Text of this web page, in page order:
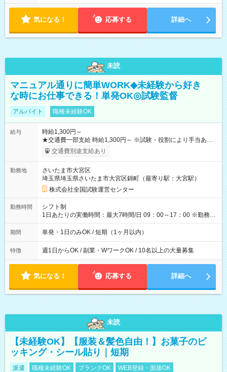
気になる！ 応募する 詳細へ
未読
マニュアル通りに簡単WORK◆未経験から好き
な時にお仕事できる！単発OK◎試験監督
アルバイト 職種未経験OK
給与
時給1,300円～
★交通費一部支給 時給1,300円～ ※試験・役割により手当あり
※勤務回数により昇給あり 【即給（前払い）オプションあ
り！】 希望される場合、勤務から1週間ほどで給与の一部を受け
例】 ・河合塾模擬試験 8:30～17:30（休憩1時間） 時給1,300円
×8時間＝日収10,400円＋交通費 ※当日の役割により時給＋100
円の場合あり ・国家試験 7:00～13:30（休憩なし） 時給1,300
円（役割手当＋100円）×6時間＝日収8,400円＋交通費 【試用期
間】試用期間なし
交通費別途支給あり
勤務地
さいたま市大宮区
埼玉県埼玉県さいたま市大宮区錦町（最寄り駅：大宮駅）
株式会社全国試験運営センター
勤務時間
シフト制
1日あたりの実働時間：最大7時間/日 09：00～17：00 ※勤務時
間は 試験により異なります。
期間 単発・1日のみOK / 短期（1ヶ月以内）
特徴 週1日からOK / 副業・WワークOK / 10名以上の大量募集
気になる！ 応募する 詳細へ
未読
【未経験OK】【服装＆髪色自由！】お菓子のピ
ッキング・シール貼り｜短期
派遣 職種未経験OK ブランクOK WEB登録・面接OK